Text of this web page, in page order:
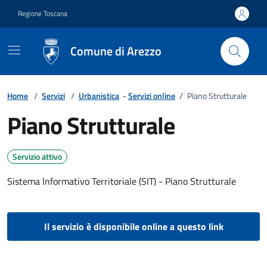
Regione Toscana
Comune di Arezzo
Home / Servizi / Urbanistica -Servizi online / Piano Strutturale
Piano Strutturale
Servizio attivo
Sistema Informativo Territoriale (SIT) - Piano Strutturale
Il servizio è disponibile online a questo link